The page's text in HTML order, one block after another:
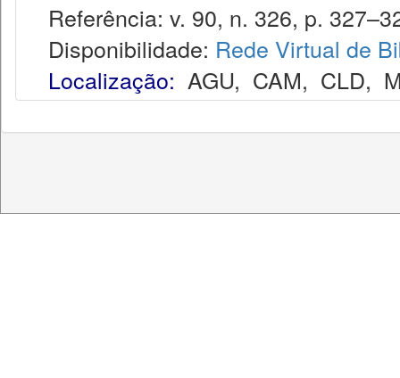
Referência: v. 90, n. 326, p.
Disponibilidade: Rede Virtual de
Localização: AGU, CAM, CLD,